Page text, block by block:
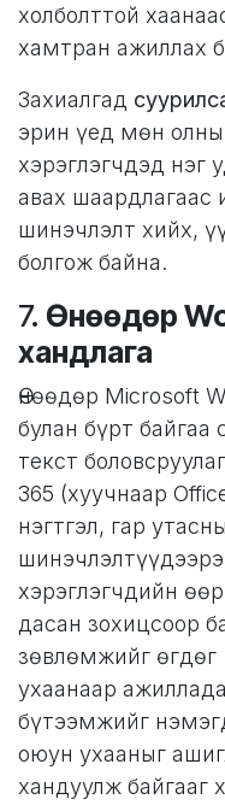
холболттой
хамтран ажиллах
Захиалгад
эрин үед мөн олны
хэрэглэгчдэд нэг
авах шаардлагаас
шинэчлэлт хийх,
болгож байна.
7. Өнөөдөр
хандлага
Өнөөдөр Microsoft
булан бүрт байгаа
текст
365 (хуучнаар
нэгтгэл, гар
хэрэглэгчдийн
дасан зохицсоор
зөвлөмжийг өгдөг
ухаанаар
бүтээмжийг
оюун ухааныг
хандуулж байгааг